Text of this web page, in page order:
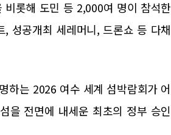
롯해 도민 등 2,000여 명이 참석한
성공개최 세레머니, 드론쇼 등 다채
하는 2026 여수 세계 섬박람회가 어
을 전면에 내세운 최초의 정부 승인